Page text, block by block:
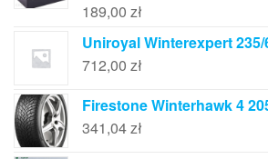
189,00 zł
Uniroyal Winterexpert 235/
712,00 zł
Firestone Winterhawk 4
341,04zł